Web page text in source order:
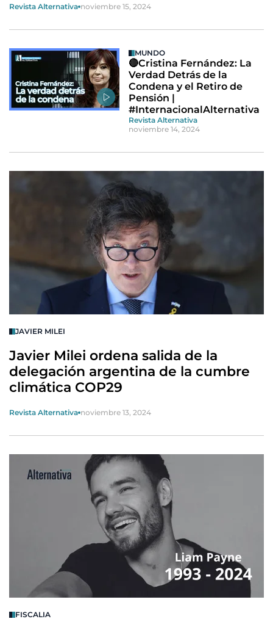
Revista Alternativa noviembre 15, 2024
MUNDO
🔴Cristina Fernández: La
Verdad Detrás de la
Condena y el Retiro de
Pensión |
#InternacionalAlternativa
Revista Alternativa
noviembre 14, 2024
JAVIER MILEI
Javier Milei ordena salida de la
delegación argentina de la cumbre
climática COP29
Revista Alternativa noviembre 13, 2024
FISCALIA